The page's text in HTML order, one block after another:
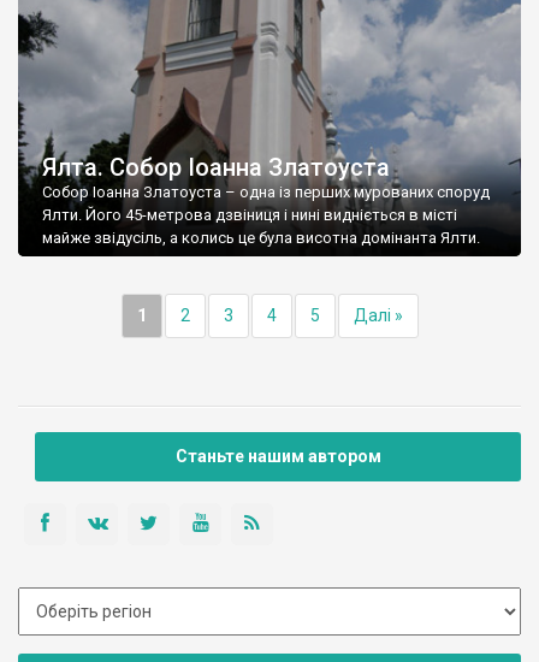
Ялта. Собор Іоанна Златоуста
Собор Іоанна Златоуста – одна із перших мурованих споруд
Ялти. Його 45-метрова дзвіниця і нині видніється в місті
майже звідусіль, а колись це була висотна домінанта Ялти.
1 2 3 4 5 Далі »
Станьте нашим автором